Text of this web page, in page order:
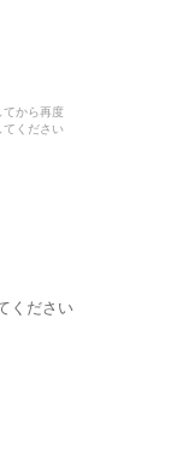
てから再度
ください
ください